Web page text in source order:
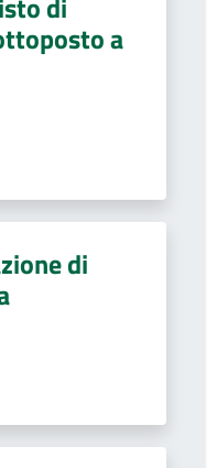
a
di